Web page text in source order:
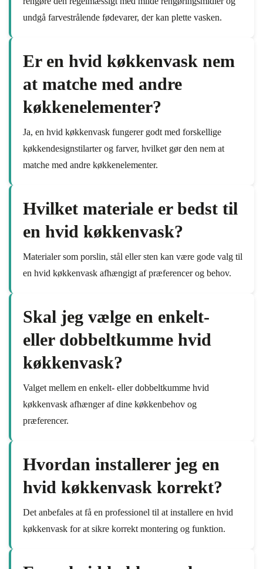
undgå farvestrålende fødevarer, der kan plette vasken.
Er en hvid køkkenvask nem
at matche med andre
køkkenelementer?
Ja, en hvid køkkenvask fungerer godt med forskellige
køkkendesignstilarter og farver, hvilket gør den nem at
matche med andre køkkenelementer.
Hvilket materiale er bedst til
en hvid køkkenvask?
Materialer som porslin, stål eller sten kan være gode valg til
en hvid køkkenvask afhængigt af præferencer og behov.
Skal jeg vælge en enkelt-
eller dobbeltkumme hvid
køkkenvask?
Valget mellem en enkelt- eller dobbeltkumme hvid
køkkenvask afhænger af dine køkkenbehov og
præferencer.
Hvordan installerer jeg en
hvid køkkenvask korrekt?
Det anbefales at få en professionel til at installere en hvid
køkkenvask for at sikre korrekt montering og funktion.